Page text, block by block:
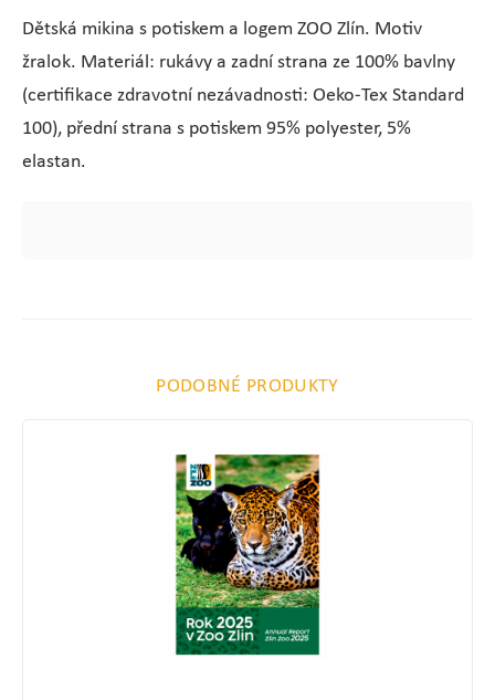
Dětská mikina s potiskem a logem ZOO Zlín. Motiv
žralok. Materiál: rukávy a zadní strana ze 100% bavlny
(certifikace zdravotní nezávadnosti: Oeko-Tex Standard
100), přední strana s potiskem 95% polyester, 5%
elastan.
PODOBNÉ PRODUKTY